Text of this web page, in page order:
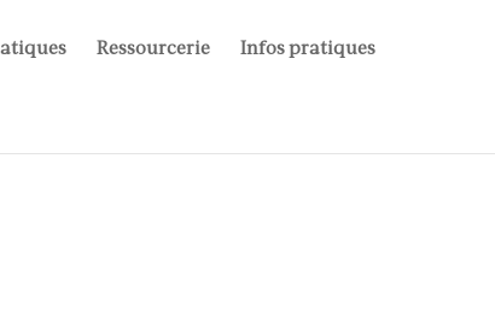
Ressourcerie Infos pratiques